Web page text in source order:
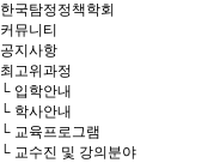
한국탐정정책학회
커뮤니티
공지사항
최고위과정
└ 입학안내
└ 학사안내
└ 교육프로그램
└ 교수진 및 강의분야